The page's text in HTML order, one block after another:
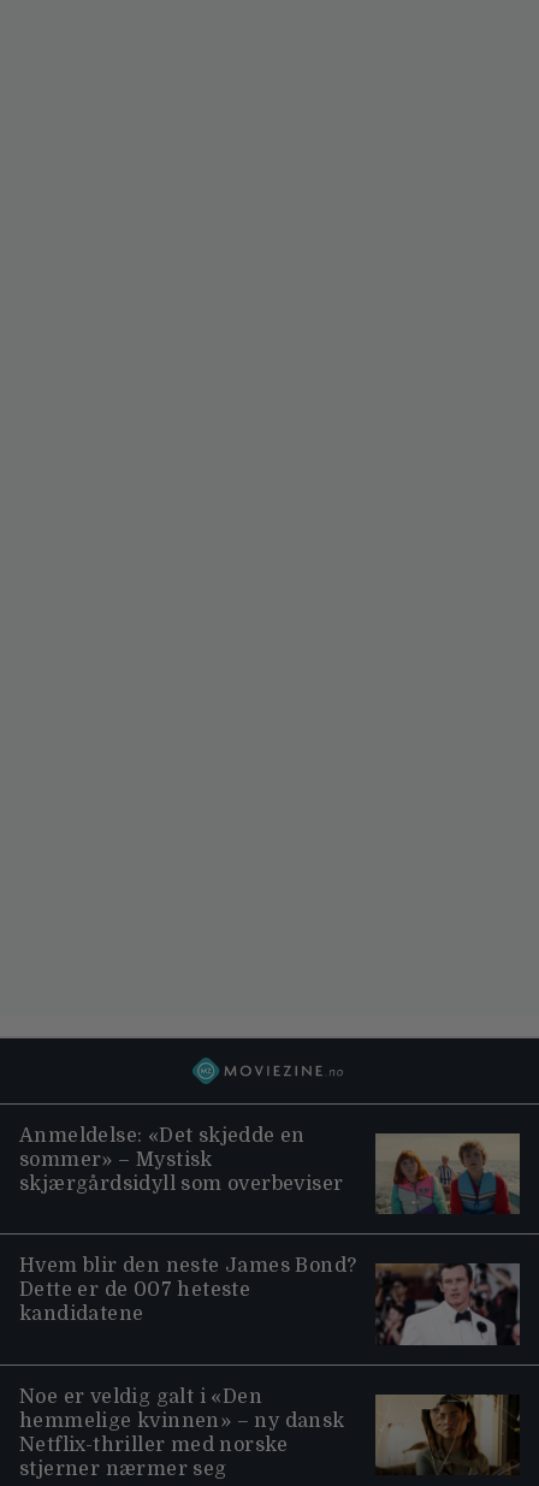
Anmeldelse: «Det skjedde en
sommer» – Mystisk
skjærgårdsidyll som overbeviser
Hvem blir den neste James Bond?
Dette er de 007 heteste
kandidatene
Noe er veldig galt i «Den
hemmelige kvinnen» – ny dansk
Netflix-thriller med norske
stjerner nærmer seg